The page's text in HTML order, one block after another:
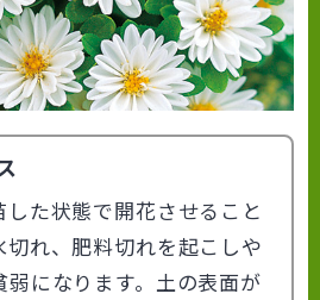
た状態で開花させること
切れ、肥料切れを起こしや
になります。土の表面が